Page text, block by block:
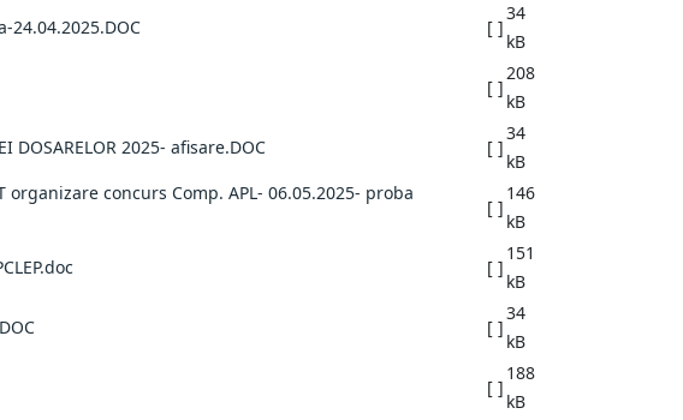
24.04.2025.DOC
[ ]
34
kB
[ ]
208
kB
DOSARELOR 2025- afisare.DOC
[ ]
34
kB
organizare concurs Comp. APL- 06.05.2025- proba
[ ]
146
kB
[ ]
151
kB
[ ]
34
kB
[ ]
188
kB